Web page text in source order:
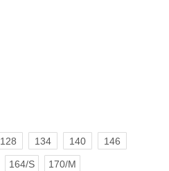
128 134 140 146
164/S 170/M